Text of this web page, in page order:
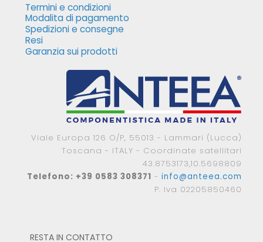
Termini e condizioni
Modalita di pagamento
Spedizioni e consegne
Resi
Garanzia sui prodotti
Viale Europa 126 O/P, 55013 - Lammari (Lucca)
Toscana - ITALY - Coordinate satellitari
43.8753173,10.5698809
Telefono: +39 0583 308371 -info@anteea.com
P. Iva 02205850460
RESTA IN CONTATTO